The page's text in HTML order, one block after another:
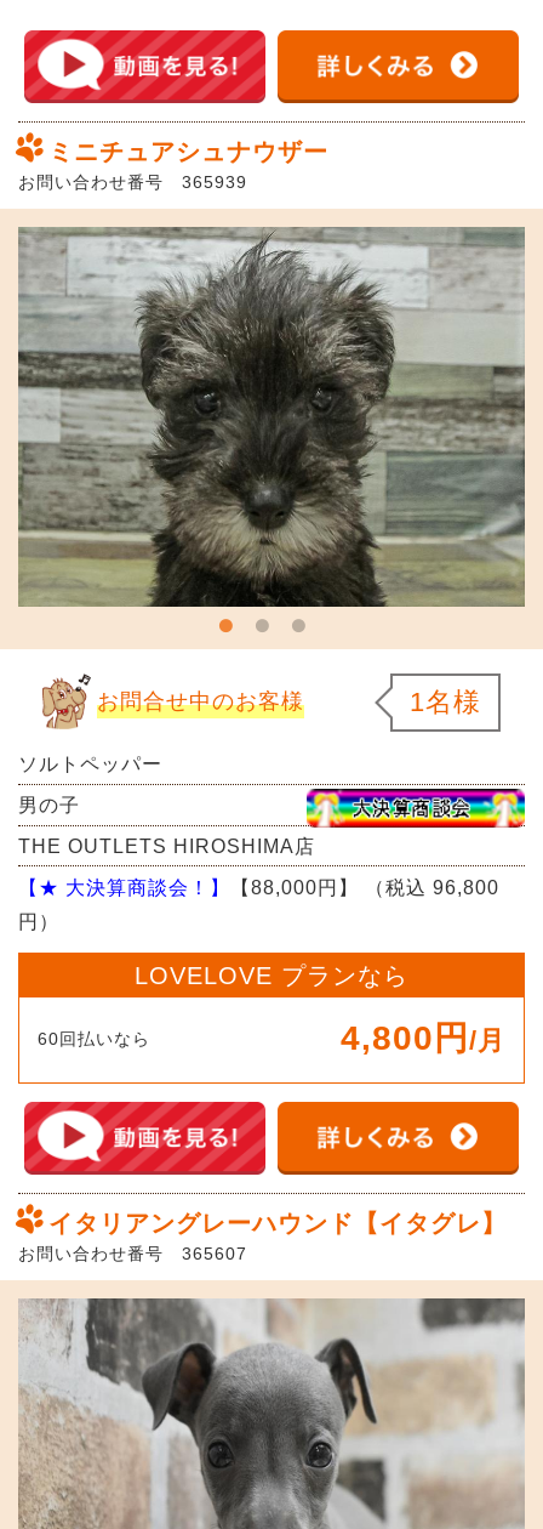
ミニチュアシュナウザー
お問い合わせ番号 365939
お問合せ中のお客様 1名様
ソルトペッパー
男の子
THE OUTLETS HIROSHIMA店
【★ 大決算商談会！】
【88,000円】
（税込 96,800
円）
LOVELOVE プランなら
60回払いなら 4,800円 /月
イタリアングレーハウンド【イタグレ】
お問い合わせ番号 365607